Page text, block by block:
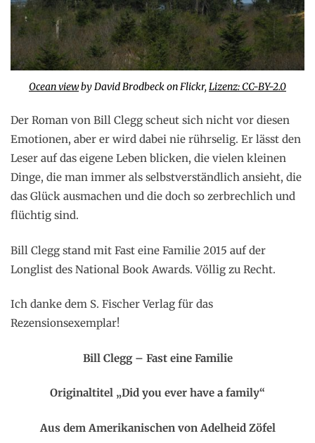
Ocean viewby David Brodbeck on Flickr, Lizenz: CC-BY-2.0
Der Roman von Bill Clegg scheut sich nicht vor diesen
Emotionen, aber er wird dabei nie rührselig. Er lässt den
Leser auf das eigene Leben blicken, die vielen kleinen
Dinge, die man immer als selbstverständlich ansieht, die
das Glück ausmachen und die doch so zerbrechlich und
flüchtig sind.
Bill Clegg stand mit Fast eine Familie 2015 auf der
Longlist des National Book Awards. Völlig zu Recht.
Ich danke dem S. Fischer Verlag für das
Rezensionsexemplar!
Bill Clegg – Fast eine Familie
Originaltitel „Did you ever have a family“
Aus dem Amerikanischen von Adelheid Zöfel